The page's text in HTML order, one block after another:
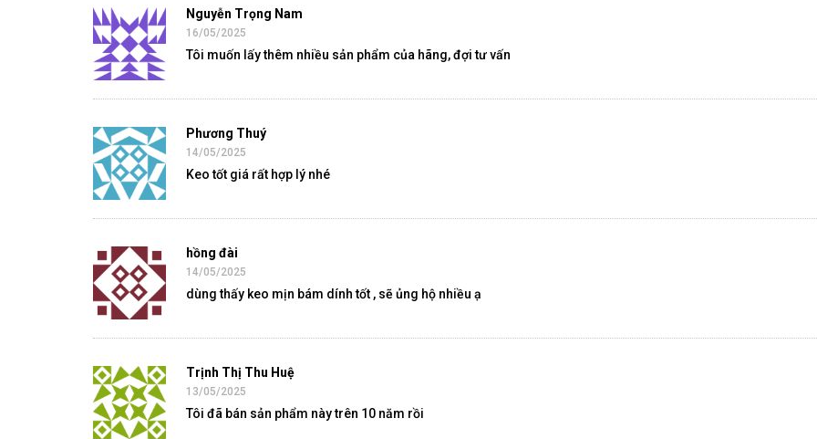
Nguyễn Trọng Nam
16/05/2025
Tôi muốn lấy thêm nhiều sản phẩm của hãng, đợi tư vấn
Phương Thuý
14/05/2025
Keo tốt giá rất hợp lý nhé
hồng đài
14/05/2025
dùng thấy keo mịn bám dính tốt , sẽ ủng hộ nhiều ạ
Trịnh Thị Thu Huệ
13/05/2025
Tôi đã bán sản phẩm này trên 10 năm rồi